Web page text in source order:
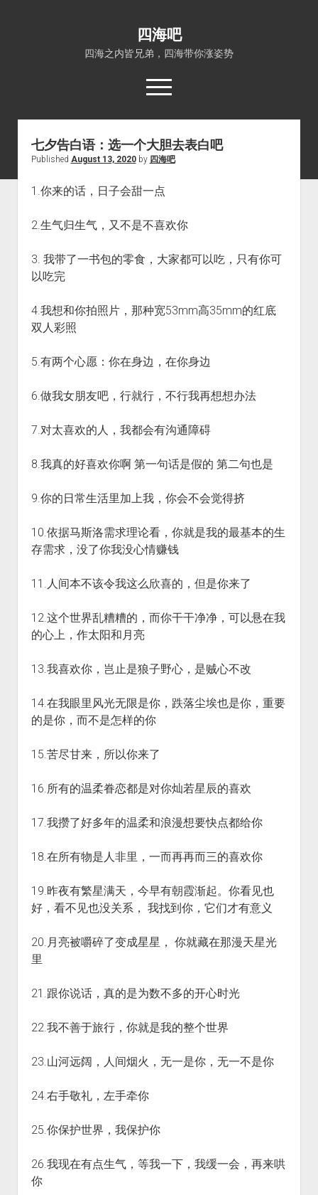
四海吧
四海之内皆兄弟，四海带你涨姿势
open
menu
首页
四海知识
涨姿势
热门事件
电影推荐
关于四海吧
七夕告白语：选一个大胆去表白吧
Published August 13, 2020by 四海吧
1.你来的话，日子会甜一点
2.生气归生气，又不是不喜欢你
3. 我带了一书包的零食，大家都可以吃，只有你可
以吃完
4.我想和你拍照片，那种宽53mm高35mm的红底
双人彩照
5.有两个心愿：你在身边，在你身边
6.做我女朋友吧，行就行，不行我再想想办法
7.对太喜欢的人，我都会有沟通障碍
8.我真的好喜欢你啊 第一句话是假的 第二句也是
9.你的日常生活里加上我，你会不会觉得挤
10.依据马斯洛需求理论看，你就是我的最基本的生
存需求，没了你我没心情赚钱
11.人间本不该令我这么欣喜的，但是你来了
12.这个世界乱糟糟的，而你干干净净，可以悬在我
的心上，作太阳和月亮
13.我喜欢你，岂止是狼子野心，是贼心不改
14.在我眼里风光无限是你，跌落尘埃也是你，重要
的是你，而不是怎样的你
15.苦尽甘来，所以你来了
16.所有的温柔眷恋都是对你灿若星辰的喜欢
17.我攒了好多年的温柔和浪漫想要快点都给你
18.在所有物是人非里，一而再再而三的喜欢你
19.昨夜有繁星满天，今早有朝霞渐起。你看见也
好，看不见也没关系， 我找到你，它们才有意义
20.月亮被嚼碎了变成星星， 你就藏在那漫天星光
里
21.跟你说话，真的是为数不多的开心时光
22.我不善于旅行，你就是我的整个世界
23.山河远阔，人间烟火，无一是你，无一不是你
24.右手敬礼，左手牵你
25.你保护世界，我保护你
26.我现在有点生气，等我一下，我缓一会，再来哄
你